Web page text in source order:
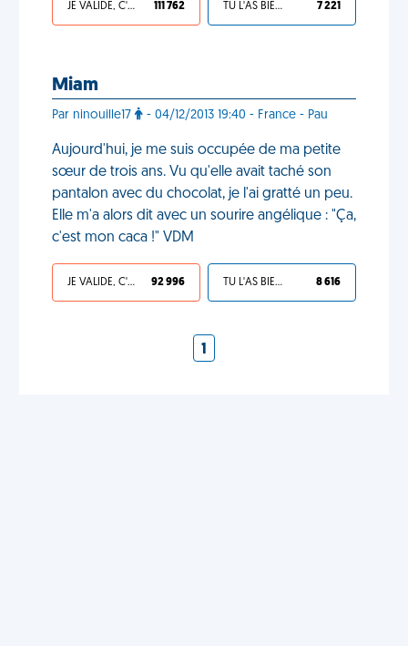
JE VALIDE, C'EST UNE VDM 111 762 TU L'AS BIEN MÉRITÉ 7 221
Miam
Par ninouille17 - 04/12/2013 19:40 - France - Pau
Aujourd'hui, je me suis occupée de ma petite
sœur de trois ans. Vu qu'elle avait taché son
pantalon avec du chocolat, je l'ai gratté un peu.
Elle m'a alors dit avec un sourire angélique : "Ça,
c'est mon caca !" VDM
JE VALIDE, C'EST UNE VDM 92 996 TU L'AS BIEN MÉRITÉ 8 616
1